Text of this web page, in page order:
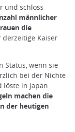
und schloss
männlicher
die
derzeitige Kaiser
Status, wenn sie
bei der Nichte
löste in Japan
machen die
der heutigen